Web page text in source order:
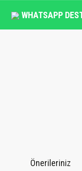
WHATSAPP
Önerileriniz